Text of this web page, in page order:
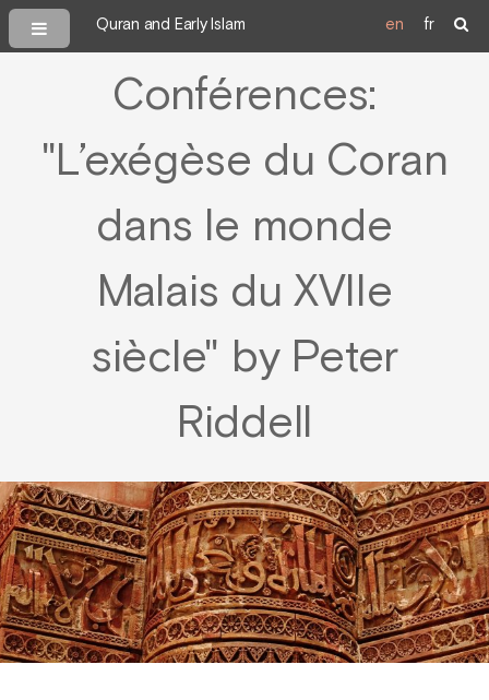
Quran and Early Islam en fr
Conférences:
"L’exégèse du Coran
dans le monde
Malais du XVIIe
siècle" by Peter
Riddell